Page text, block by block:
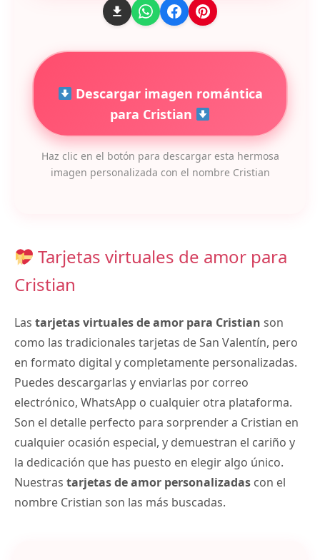
Descargar imagen romántica
para Cristian
Haz clic en el botón para descargar esta hermosa
imagen personalizada con el nombre Cristian
Tarjetas virtuales de amor para
Cristian
Las tarjetas virtuales de amor para Cristian son
como las tradicionales tarjetas de San Valentín, pero
en formato digital y completamente personalizadas.
Puedes descargarlas y enviarlas por correo
electrónico, WhatsApp o cualquier otra plataforma.
Son el detalle perfecto para sorprender a Cristian en
cualquier ocasión especial, y demuestran el cariño y
la dedicación que has puesto en elegir algo único.
Nuestras tarjetas de amor personalizadas con el
nombre Cristian son las más buscadas.